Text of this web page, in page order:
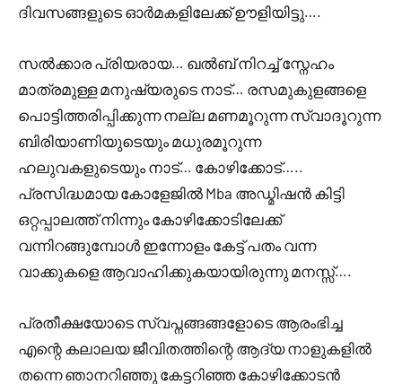
ദിവസങ്ങളുടെ ഓർമകളിലേക്ക് ഊളിയിട്ടു….
സൽക്കാര പ്രിയരായ… ഖൽബ് നിറച്ച് സ്നേഹം
മാത്രമുള്ള മനുഷ്യരുടെ നാട്… രസമുകുളങ്ങളെ
പൊട്ടിത്തരിപ്പിക്കുന്ന നല്ല മണമൂറുന്ന സ്വാദൂറുന്ന
ബിരിയാണിയുടെയും മധുരമൂറുന്ന
ഹലുവകളുടെയും നാട്… കോഴിക്കോട്…..
പ്രസിദ്ധമായ കോളേജിൽ Mba അഡ്മിഷൻ കിട്ടി
ഒറ്റപ്പാലത്ത് നിന്നും കോഴിക്കോടിലേക്ക്
വന്നിറങ്ങുമ്പോൾ ഇന്നോളം കേട്ട് പതം വന്ന
വാക്കുകളെ ആവാഹിക്കുകയായിരുന്നു മനസ്സ്….
പ്രതീക്ഷയോടെ സ്വപ്നങ്ങങ്ങളോടെ ആരംഭിച്ച
എന്റെ കലാലയ ജീവിതത്തിന്റെ ആദ്യ നാളുകളിൽ
തന്നെ ഞാനറിഞ്ഞു കേട്ടറിഞ്ഞ കോഴിക്കോടൻ